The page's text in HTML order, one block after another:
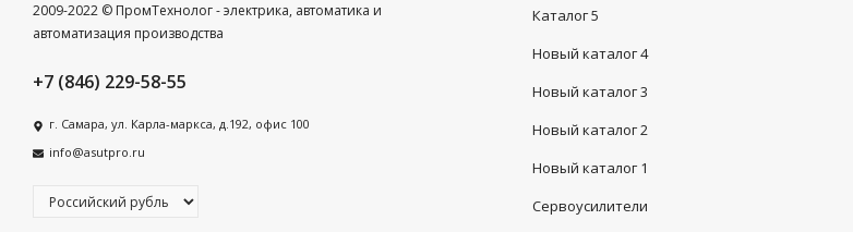
2009-2022 © ПромТехнолог - электрика, автоматика и
автоматизация производства
+7 (846) 229-58-55
г. Самара, ул. Карла-маркса, д.192, офис 100
info@asutpro.ru
Каталог 5
Новый каталог 4
Новый каталог 3
Новый каталог 2
Новый каталог 1
Сервоусилители